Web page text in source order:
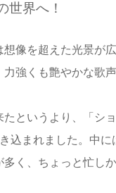
世界へ！
像を超えた光景が
強くも艶やかな歌
たというより、「シ
込まれました。中
く、ちょっと忙し